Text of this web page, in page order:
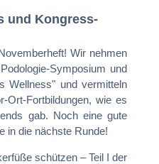
und Kongress-
Wir nehmen
Symposium und
Wellness" und vermitteln
Ort-Fortbildungen, wie es
gab. Noch eine gute
in die nächste Runde!
schützen – Teil I der